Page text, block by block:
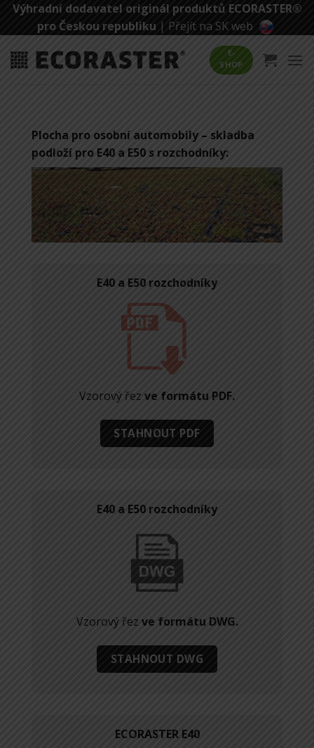
Přeskočit
Výhradní dodavatel originál produktů ECORASTER®
pro Českou republiku | Přejít na SK web
E-
SHOP
Plocha pro osobní automobily – skladba
podloží pro E40 a E50 s rozchodníky:
E40 a E50 rozchodníky
Vzorový řez ve formátu PDF.
STAHNOUT PDF
E40 a E50 rozchodníky
Vzorový řez ve formátu DWG.
STAHNOUT DWG
ECORASTER E40